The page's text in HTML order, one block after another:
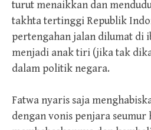
turut menaikkan dan
takhta tertinggi Republik
pertengahan jalan dilumat di
menjadi anak tiri (jika tak
dalam politik negara.
Fatwa nyaris saja
dengan vonis penjara